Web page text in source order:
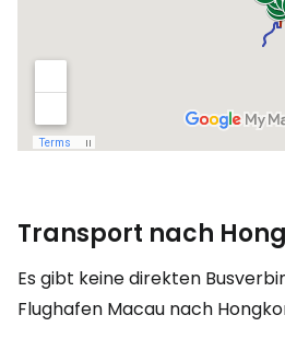
Transport nach
Es gibt keine direkten
Flughafen Macau nach